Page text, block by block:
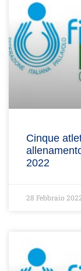
Cinque
2022
28 Febbraio